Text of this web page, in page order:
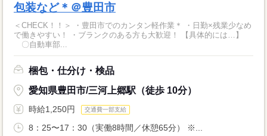
包装など＊＠豊田市
＜CHECK！！＞ ・豊田市でのカンタン軽作業＊ ・日勤×残業少なめ
で働きやすい！ ・ブランクのある方も大歓迎！ 【具体的には…】
〇自動車部...
梱包・仕分け・検品
愛知県豊田市/三河上郷駅（徒歩 10分）
時給1,250円 交通費一部支給
8：25〜17：30（実働8時間／休憩65分） ※...